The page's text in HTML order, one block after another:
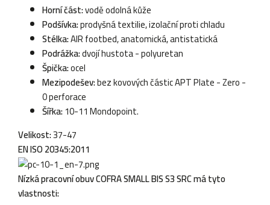
Horní část:vodě odolná kůže
Podšívka:prodyšná textilie, izolační proti chladu
Stélka:AIR footbed, anatomická, antistatická
Podrážka:dvojí hustota - polyuretan
Špička:ocel
Mezipodešev:bez kovových částic APT Plate - Zero -
0 perforace
Šířka:10-11 Mondopoint.
Velikost:37-47
EN ISO 20345:2011
Nízká pracovní obuv COFRA SMALL BIS S3 SRC má tyto
vlastnosti: